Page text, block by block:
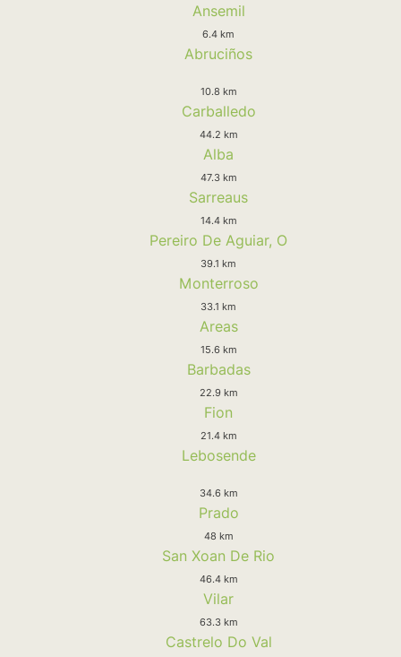
Ansemil
6.4 km
Abruciños
10.8 km
Carballedo
44.2 km
Alba
47.3 km
Sarreaus
14.4 km
Pereiro De Aguiar, O
39.1 km
Monterroso
33.1 km
Areas
15.6 km
Barbadas
22.9 km
Fion
21.4 km
Lebosende
34.6 km
Prado
48 km
San Xoan De Rio
46.4 km
Vilar
63.3 km
Castrelo Do Val